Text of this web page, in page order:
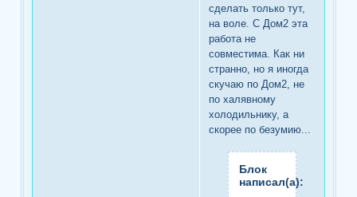
сделать только тут,
на воле. С Дом2 эта
работа не
совместима. Как ни
странно, но я иногда
скучаю по Дом2, не
по халявному
холодильнику, а
скорее по безумию...
Блок
написал(а):